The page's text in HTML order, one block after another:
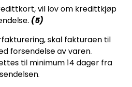
vil lov om kredittkjøp
(5)
skal fakturaen til
forsendelse av varen.
til minimum 14 dager fra